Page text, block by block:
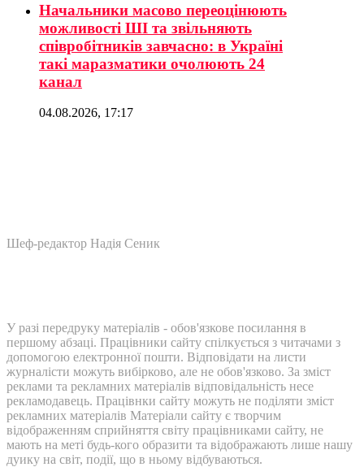
Начальники масово переоцінюють
можливості ШІ та звільняють
співробітників завчасно: в Україні
такі маразматики очолюють 24
канал
04.08.2026, 17:17
Шеф-редактор Надія Сеник
У разі передруку матеріалів - обов'язкове посилання в
першому абзаці. Працівники сайту спілкується з читачами з
допомогою електронної пошти. Відповідати на листи
журналісти можуть вибірково, але не обов'язково. За зміст
реклами та рекламних матеріалів відповідальність несе
рекламодавець. Працівнки сайту можуть не поділяти зміст
рекламних матеріалів Матеріали сайту є творчим
відображенням сприйняття світу працівниками сайту, не
мають на меті будь-кого образити та відображають лише нашу
дуику на світ, події, що в ньому відбуваються.